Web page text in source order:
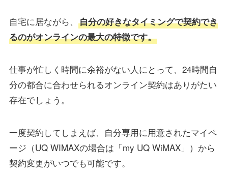
自宅に居ながら、
自分の好きなタイミングで契約でき
るのがオンラインの最大の特徴です。
仕事が忙しく時間に余裕がない人にとって、24時間自
分の都合に合わせられるオンライン契約はありがたい
存在でしょう。
一度契約してしまえば、自分専用に用意されたマイペ
ージ（UQ WIMAXの場合は「my UQ WiMAX」）から
契約変更がいつでも可能です。